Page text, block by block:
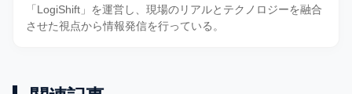
「LogiShift」を運営し、現場のリアルとテクノロジーを融合
させた視点から情報発信を行っている。